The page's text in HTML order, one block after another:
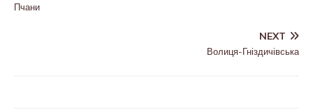
Пчани
NEXT
Волиця-Гніздичівська